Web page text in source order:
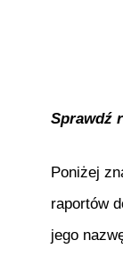
Sprawdź
Poniżej
raportów
jego